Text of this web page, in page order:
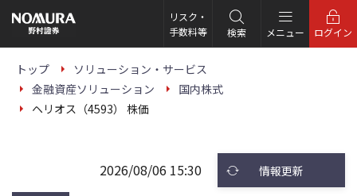
の
ー
リスク・
手数料等
検索 メニュー ログイン
トップ
ソリューション・サービス
金融資産ソリューション
国内株式
ヘリオス（4593） 株価
2026/08/06 15:30 情報更新